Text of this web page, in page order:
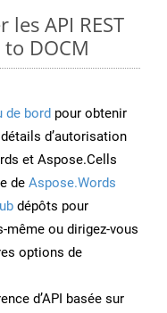
API REST
DOCM
de bord pour obtenir
d’autorisation
et Aspose.Cells
de Aspose.Words
dépôts pour
ou dirigez-vous
options de
d’API basée sur